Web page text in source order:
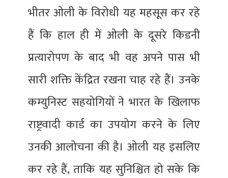
भीतर ओली के विरोधी यह महसूस कर रहे
हैं कि हाल ही में ओली के दूसरे किडनी
प्रत्यारोपण के बाद भी वह अपने पास भी
सारी शक्ति केंद्रित रखना चाह रहे हैं। उनके
कम्युनिस्ट सहयोगियों ने भारत के खिलाफ
राष्ट्रवादी कार्ड का उपयोग करने के लिए
उनकी आलोचना की है। ओली यह इसलिए
कर रहे हैं, ताकि यह सुनिश्चित हो सके कि